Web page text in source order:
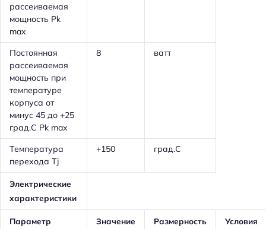
рассеиваемая
мощность Pk
max
Постоянная
рассеиваемая
мощность при
температуре
корпуса от
минус 45 до +25
град.С Pk max
8 ватт
Температура
перехода Tj
+150 град.С
Электрические
характеристики
Параметр Значение Размерность
Условия